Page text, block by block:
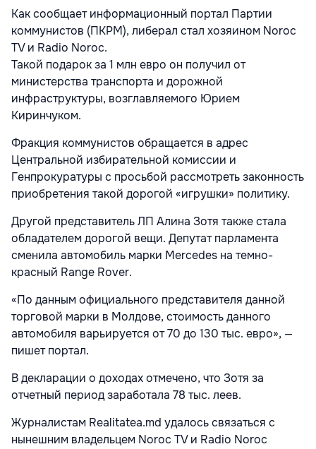
Как сообщает информационный портал Партии
коммунистов (ПКРМ), либерал стал хозяином Noroc
TV и Radio Noroc.
Такой подарок за 1 млн евро он получил от
министерства транспорта и дорожной
инфраструктуры, возглавляемого Юрием
Киринчуком.
Фракция коммунистов обращается в адрес
Центральной избирательной комиссии и
Генпрокуратуры с просьбой рассмотреть законность
приобретения такой дорогой «игрушки» политику.
Другой представитель ЛП Алина Зотя также стала
обладателем дорогой вещи. Депутат парламента
сменила автомобиль марки Mеrcedes на темно-
красный Range Rover.
«По данным официального представителя данной
торговой марки в Молдове, стоимость данного
автомобиля варьируется от 70 до 130 тыс. евро», —
пишет портал.
В декларации о доходах отмечено, что Зотя за
отчетный период заработала 78 тыс. леев.
Журналистам Realitatea.md удалось связаться с
нынешним владельцем Noroc TV и Radio Noroc